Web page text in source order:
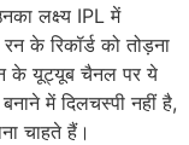
लक्ष्य IPL में
के रिकॉर्ड को तोड़ना
के यूट्यूब चैनल पर ये
में दिलचस्पी नहीं है,
चाहते हैं।